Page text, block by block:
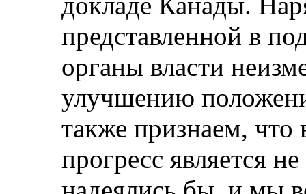
представленной в
органы власти
улучшению
также признаем, что
прогресс является